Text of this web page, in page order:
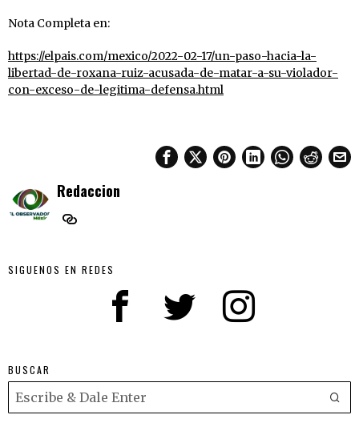
Nota Completa en:
https://elpais.com/mexico/2022-02-17/un-paso-hacia-la-
libertad-de-roxana-ruiz-acusada-de-matar-a-su-violador-
con-exceso-de-legitima-defensa.html
Redaccion
SIGUENOS EN REDES
BUSCAR